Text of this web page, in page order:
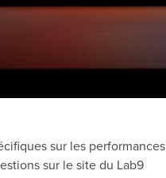
sur les performances
sur le site du Lab9